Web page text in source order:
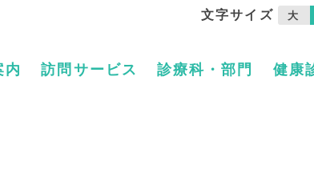
内 訪問サービス 診療科・部門 健康
文字サイズ 大